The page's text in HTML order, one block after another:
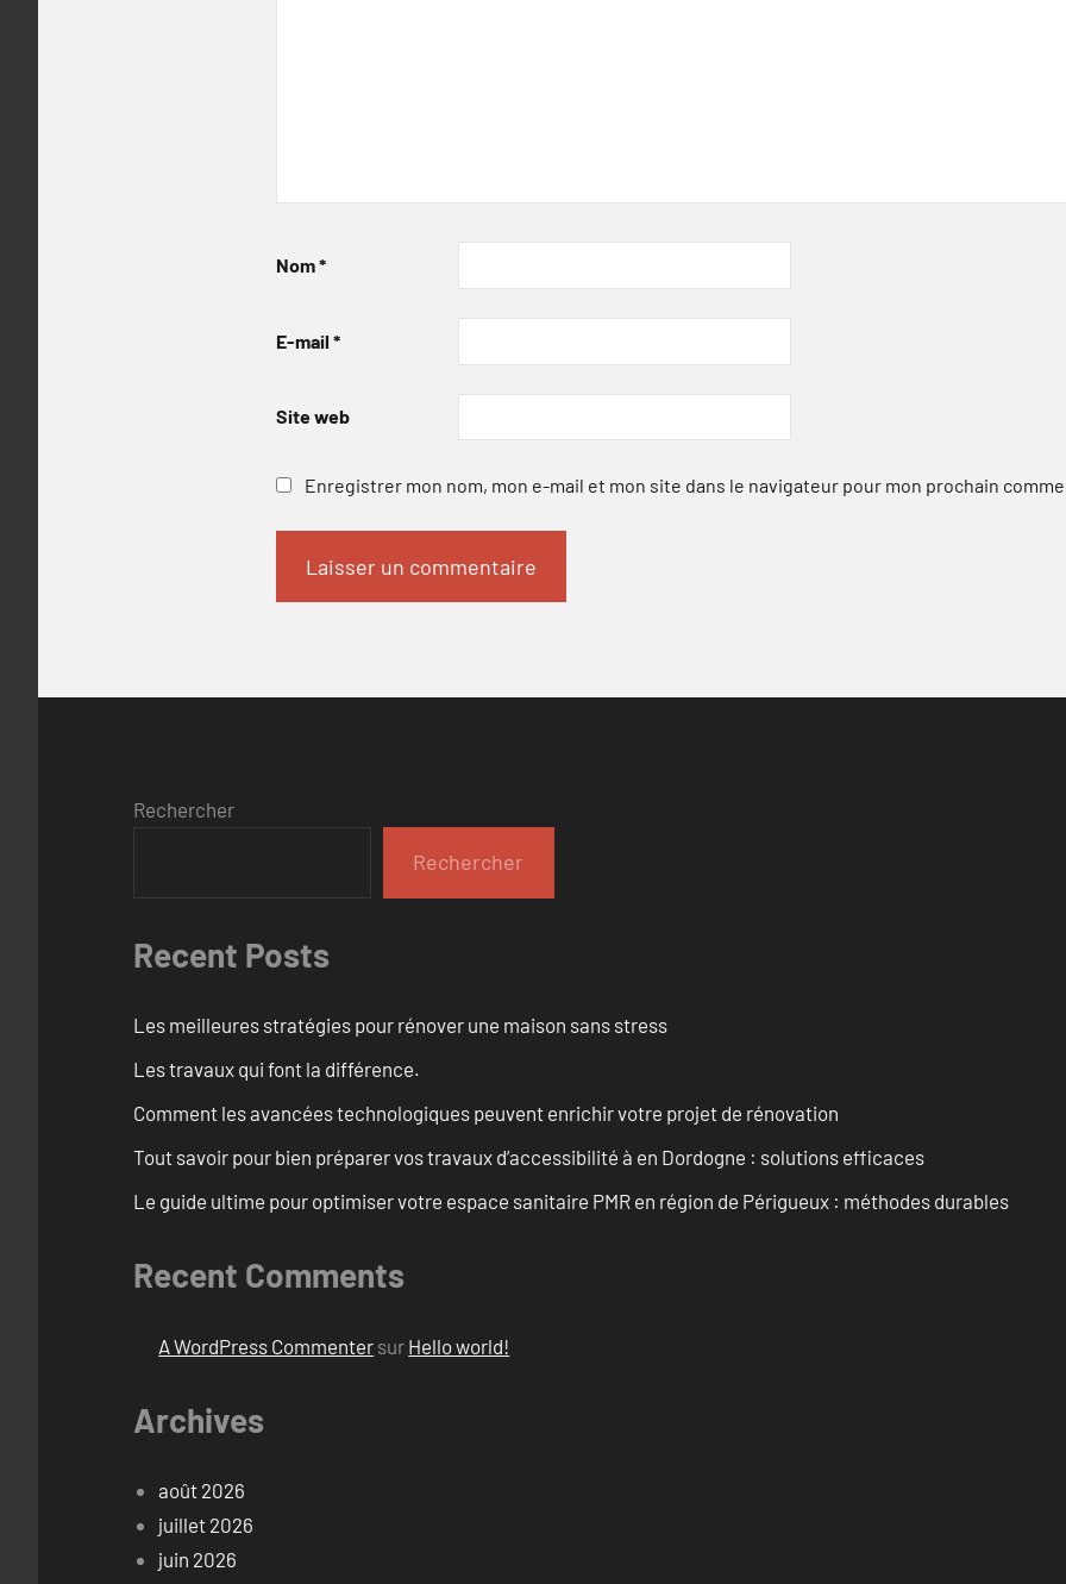
Nom*
E-mail *
Site web
Enregistrer mon nom, mon e-mail et mon site dans le navigateur pour mon prochain
Rechercher
Rechercher
Recent Posts
Les meilleures stratégies pour rénover une maison sans stress
Les travaux qui font la différence.
Comment les avancées technologiques peuvent enrichir votre projet de rénovation
Tout savoir pour bien préparer vos travaux d’accessibilité à en Dordogne : solutions efficaces
Le guide ultime pour optimiser votre espace sanitaire PMR en région de Périgueux : méthodes durables
Recent Comments
A WordPress Commenter sur Hello world!
Archives
août 2026
juillet 2026
juin 2026